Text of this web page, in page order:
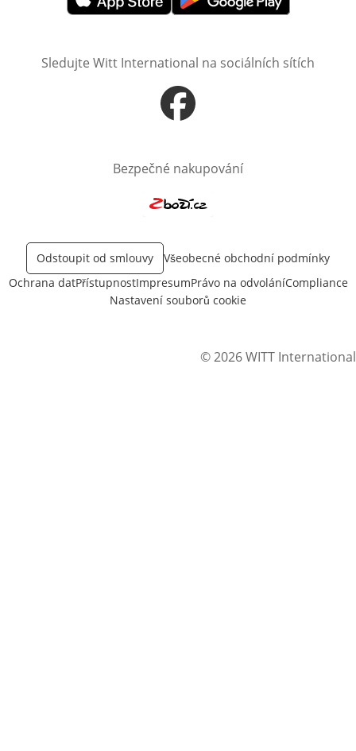
Otevře v novém okněOtevře v novém okně
Sledujte Witt International na sociálních sítích
Otevře v novém okně
Bezpečné nakupování
Odstoupit od smlouvy
Všeobecné obchodní podmínky
Ochrana datPřístupnostImpresumPrávo na odvoláníCompliance
Nastavení souborů cookie
© 2026 WITT International